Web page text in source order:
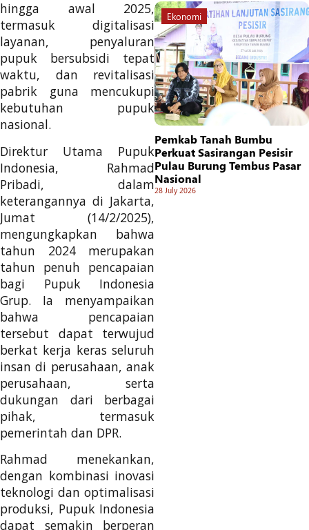
hingga awal 2025,
termasuk digitalisasi
layanan, penyaluran
pupuk bersubsidi tepat
waktu, dan revitalisasi
pabrik guna mencukupi
kebutuhan pupuk
nasional.
Direktur Utama Pupuk
Indonesia, Rahmad
Pribadi, dalam
keterangannya di Jakarta,
Jumat (14/2/2025),
mengungkapkan bahwa
tahun 2024 merupakan
tahun penuh pencapaian
bagi Pupuk Indonesia
Grup. Ia menyampaikan
bahwa pencapaian
tersebut dapat terwujud
berkat kerja keras seluruh
insan di perusahaan, anak
perusahaan, serta
dukungan dari berbagai
pihak, termasuk
pemerintah dan DPR.
Rahmad menekankan,
dengan kombinasi inovasi
teknologi dan optimalisasi
produksi, Pupuk Indonesia
dapat semakin berperan
Ekonomi
Pemkab Tanah Bumbu
Perkuat Sasirangan Pesisir
Pulau Burung Tembus Pasar
Nasional
28 July 2026